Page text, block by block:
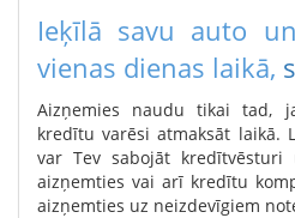
Ieķīlā savu auto
vienas dienas laikā,
Aizņemies naudu tikai tad,
kredītu varēsi atmaksāt laikā.
var Tev sabojāt
aizņemties vai arī kredītu
aizņemties uz neizdevīgiem